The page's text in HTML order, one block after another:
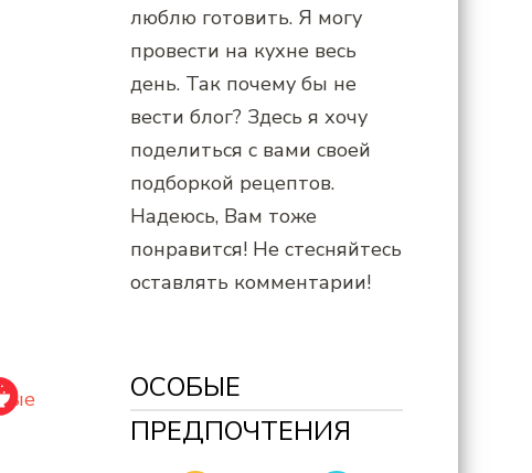
люблю готовить. Я могу
провести на кухне весь
день. Так почему бы не
вести блог? Здесь я хочу
поделиться с вами своей
подборкой рецептов.
Надеюсь, Вам тоже
понравится! Не стесняйтесь
оставлять комментарии!
ОСОБЫЕ
ПРЕДПОЧТЕНИЯ